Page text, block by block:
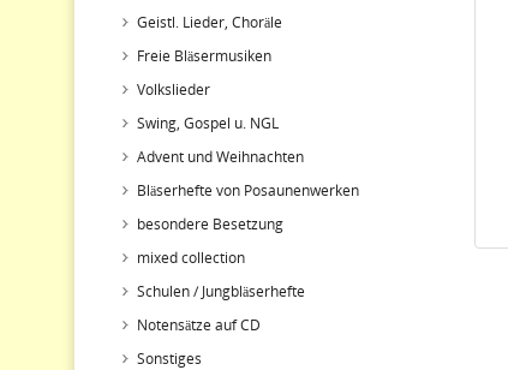
Geistl. Lieder, Choräle
Freie Bläsermusiken
Volkslieder
Swing, Gospel u. NGL
Advent und Weihnachten
Bläserhefte von Posaunenwerken
besondere Besetzung
mixed collection
Schulen / Jungbläserhefte
Notensätze auf CD
Sonstiges